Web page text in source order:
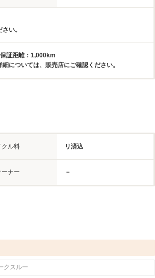
い。
証距離：1,000km
については、販売店にご確認ください。
クル料 リ済込
ーナー －
クスルー